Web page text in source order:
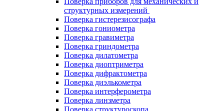
структурных измерений
Поверка гистерезисографа
Поверка гониометра
Поверка гравиметра
Поверка гриндометра
Поверка дилатометра
Поверка диоптриметра
Поверка дифрактометра
Поверка диэлькометра
Поверка интерферометра
Поверка линзметра
Поверка структуроскопа